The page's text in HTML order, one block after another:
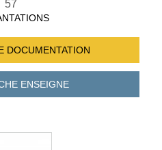
57
DOCUMENTATION
ENSEIGNE